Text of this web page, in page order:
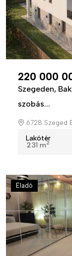
220 000
Szegeden,
szobás...
6728 Szeged
Lakótér
231 m2
Eladó